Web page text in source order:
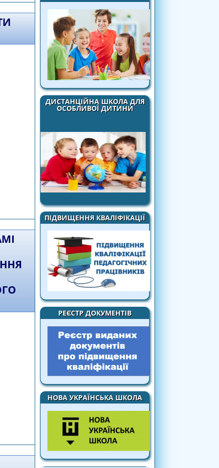
ДИСТАНЦІЙНА ШКОЛА ДЛЯ
ОСОБЛИВОЇ ДИТИНИ
ПІДВИЩЕННЯ КВАЛІФІКАЦІЇ
РЕЄСТР ДОКУМЕНТІВ
НОВА УКРАЇНСЬКА ШКОЛА
НВК
експериментальної роботи
фону субʼєктів педагогічної
до себе, інших, довкілля».